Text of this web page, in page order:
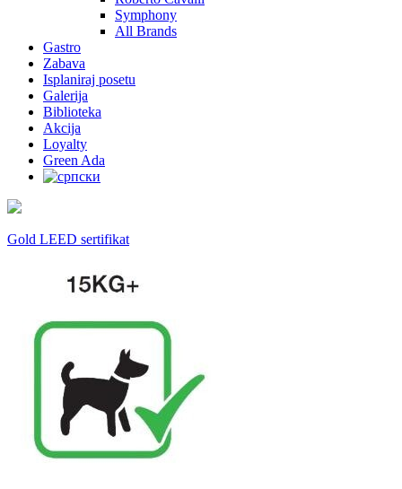
Symphony
All Brands
Gastro
Zabava
Isplaniraj posetu
Galerija
Biblioteka
Akcija
Loyalty
Green Ada
Gold LEED sertifikat